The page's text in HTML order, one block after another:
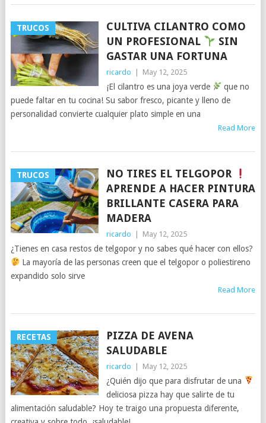
TRUCOS
CULTIVA CILANTRO COMO
UN PROFESIONAL
SIN
GASTAR UNA FORTUNA
ricardo May 12, 2025
¡El cilantro es una joya verde
que no
puede faltar en tu cocina! Su sabor fresco, picante y lleno de
personalidad convierte cualquier plato simple en una
Read More
TRUCOS
NO TIRES EL TELGOPOR
APRENDE A HACER PINTURA
BRILLANTE CASERA PARA
MADERA
ricardo May 12, 2025
¿Tienes en casa restos de telgopor y no sabes qué hacer con ellos?
La mayoría de las personas creen que el telgopor o poliestireno
expandido solo sirve
Read More
RECETAS
PIZZA DE AVENA
SALUDABLE
ricardo May 12, 2025
¿Quién dijo que para disfrutar de una
deliciosa pizza hay que salirte de tu
alimentación saludable? Hoy te traigo una propuesta diferente,